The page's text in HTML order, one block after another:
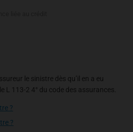
le sinistre dès qu’il en a eu
L 113-2 4° du code des assurances.
?
?